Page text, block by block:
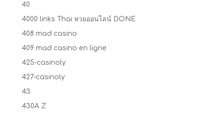
40
4000 links Thai หวยออนไลน์ DONE
408 mad casino
409 mad casino en ligne
425-casinoly
427-casinoly
43
430A Z